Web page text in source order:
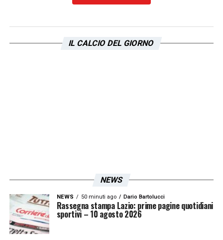
IL CALCIO DEL GIORNO
NEWS
NEWS 50 minuti ago Dario Bartolucci
Rassegna stampa Lazio: prime pagine quotidiani
sportivi – 10 agosto 2026